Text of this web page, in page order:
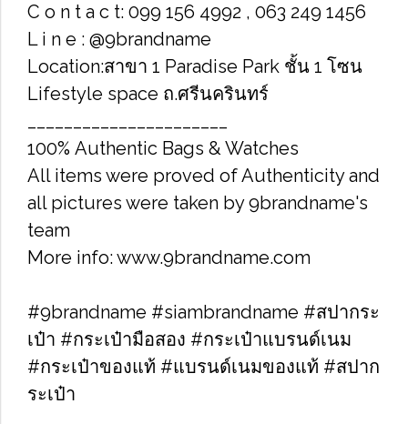
C o n t a c t: 099 156 4992 , 063 249 1456
L i n e : @9brandname
Location:สาขา 1 Paradise Park ชั้น 1 โซน
Lifestyle space ถ.ศรีนครินทร์
100% Authentic Bags & Watches
All items were proved of Authenticity and
all pictures were taken by 9brandname's
team
More info: www.9brandname.com
#9brandname #siambrandname #สปากระ
เป๋า #กระเป๋ามือสอง #กระเป๋าแบรนด์เนม
#กระเป๋าของแท้ #แบรนด์เนมของแท้ #สปาก
ระเป๋า